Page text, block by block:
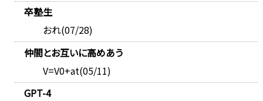
卒塾生
おれ(07/28)
仲間とお互いに高めあう
V=V0+at(05/11)
GPT-4